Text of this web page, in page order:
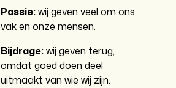
Passie:wij geven veel om ons
vak en onze mensen.
Bijdrage:wij geven terug,
omdat goed doen deel
uitmaakt van wie wij zijn.